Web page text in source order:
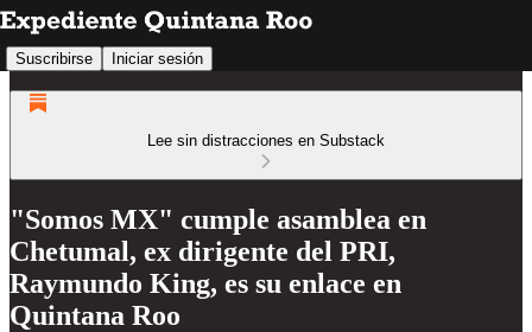
Suscribirse Iniciar sesión
Lee sin distracciones en Substack
"Somos MX" cumple asamblea en
Chetumal, ex dirigente del PRI,
Raymundo King, es su enlace en
Quintana Roo